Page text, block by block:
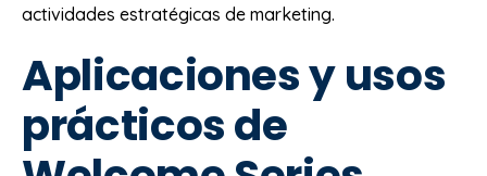
actividades estratégicas de marketing.
Aplicaciones y usos
prácticos de